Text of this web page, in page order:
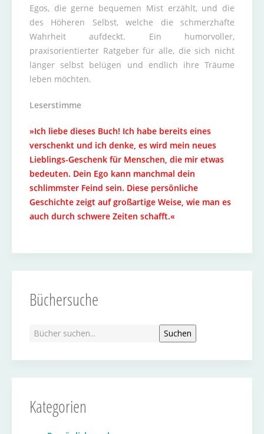
Egos, die gerne bequemen Mist erzählt, und die
des Höheren Selbst, welche die schmerzhafte
Wahrheit aufdeckt. Ein humorvoller,
praxisorientierter Ratgeber für alle, die sich nicht
länger selbst belügen und endlich ihre Träume
leben möchten.
Leserstimme
»Ich liebe dieses Buch! Ich habe bereits eines
verschenkt und ich denke, es wird mein neues
Lieblings-Geschenk für Menschen, die mir etwas
bedeuten. Dein Ego kann manchmal dein
schlimmster Feind sein. Diese persönliche
Geschichte zeigt auf großartige Weise, wie man es
auch durch schwere Zeiten schafft.«
Büchersuche
Kategorien